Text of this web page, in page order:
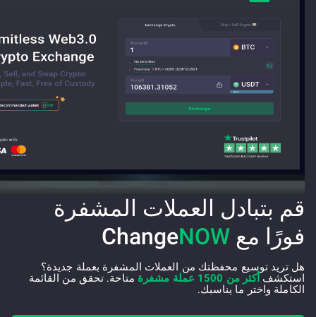
قم بتبادل العملات المشفرة
فورًا مع Change NOW
هل تريد توسيع محفظتك من العملات المشفرة بعملة جديدة؟
استكشف أكثر من 1500 عملة مشفرة
متاحة. تحقق من القائمة
الكاملة واختر ما يناسبك.